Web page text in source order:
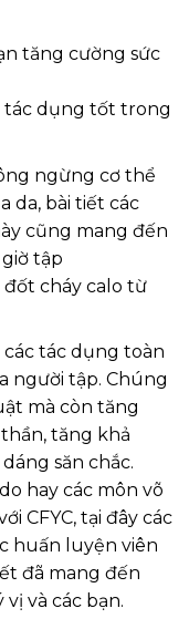
tăng cường sức
tác dụng tốt trong
ngừng cơ thể
da, bài tiết các
cũng mang đến
tập
cháy calo từ
tác dụng toàn
người tập. Chúng
mà còn tăng
tăng khả
săn chắc.
hay các môn võ
CFYC, tại đây các
huấn luyện viên
đã mang đến
và các bạn.